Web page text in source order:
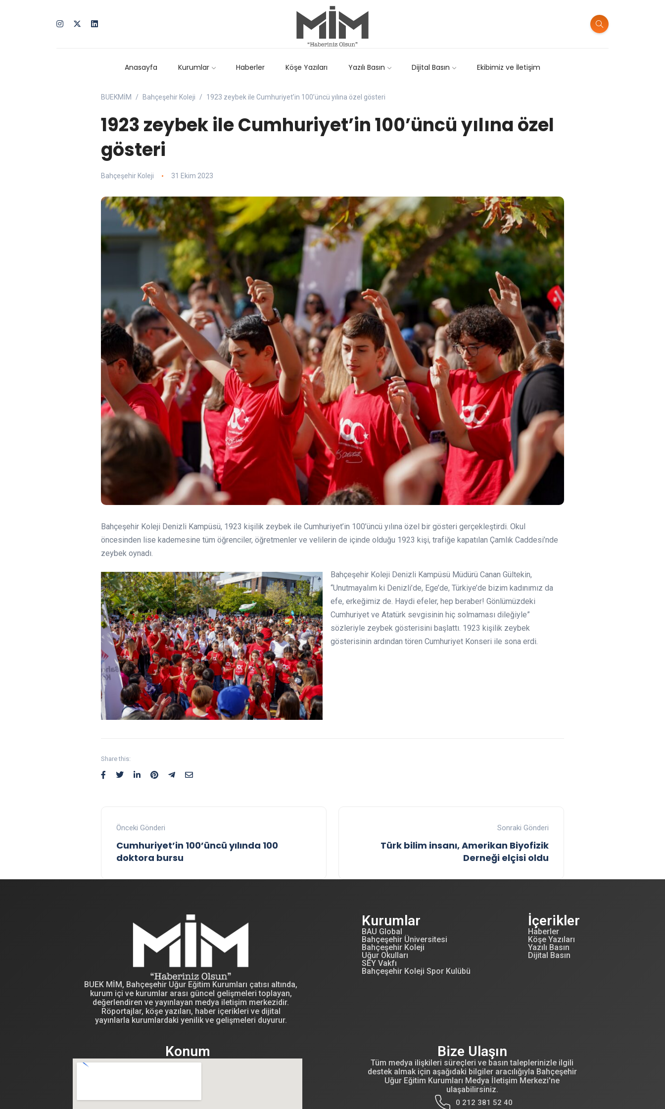
Anasayfa Kurumlar Haberler Köşe Yazıları Yazılı Basın Dijital Basın Ekibimiz ve İletişim
BUEKMİM Bahçeşehir Koleji 1923 zeybek ile Cumhuriyet’in 100’üncü yılına özel gösteri
1923 zeybek ile Cumhuriyet’in 100’üncü yılına özel
gösteri
Bahçeşehir Koleji 31 Ekim 2023
Bahçeşehir Koleji Denizli Kampüsü, 1923 kişilik zeybek ile Cumhuriyet’in 100’üncü yılına özel bir gösteri gerçekleştirdi. Okul
öncesinden lise kademesine tüm öğrenciler, öğretmenler ve velilerin de içinde olduğu 1923 kişi, trafiğe kapatılan Çamlık Caddesi’nde
zeybek oynadı.
Bahçeşehir Koleji Denizli Kampüsü Müdürü Canan Gültekin,
“Unutmayalım ki Denizli’de, Ege’de, Türkiye’de bizim kadınımız da
efe, erkeğimiz de. Haydi efeler, hep beraber! Gönlümüzdeki
Cumhuriyet ve Atatürk sevgisinin hiç solmaması dileğiyle”
sözleriyle zeybek gösterisini başlattı. 1923 kişilik zeybek
gösterisinin ardından tören Cumhuriyet Konseri ile sona erdi.
Share this:
Önceki Gönderi
Cumhuriyet’in 100’üncü yılında 100
doktora bursu
Sonraki Gönderi
Türk bilim insanı, Amerikan Biyofizik
Derneği elçisi oldu
BUEK MİM, Bahçeşehir Uğur Eğitim Kurumları çatısı altında,
kurum içi ve kurumlar arası güncel gelişmeleri toplayan,
değerlendiren ve yayınlayan medya iletişim merkezidir.
Röportajlar, köşe yazıları, haber içerikleri ve dijital
yayınlarla kurumlardaki yenilik ve gelişmeleri duyurur.
Kurumlar
BAU Global
Bahçeşehir Üniversitesi
Bahçeşehir Koleji
Uğur Okulları
SEY Vakfı
Bahçeşehir Koleji Spor Kulübü
İçerikler
Haberler
Köşe Yazıları
Yazılı Basın
Dijital Basın
Konum Bize Ulaşın
Tüm medya ilişkileri süreçleri ve basın taleplerinizle ilgili
destek almak için aşağıdaki bilgiler aracılığıyla Bahçeşehir
Uğur Eğitim Kurumları Medya İletişim Merkezi'ne
ulaşabilirsiniz.
0 212 381 52 40